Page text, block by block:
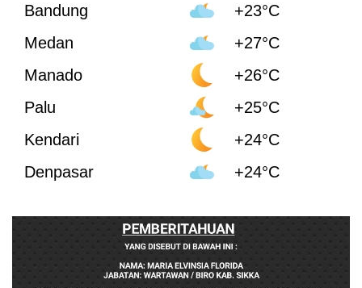
Bandung
+23°C
Medan
+27°C
Manado
+26°C
Palu
+25°C
Kendari
+24°C
Denpasar
+24°C